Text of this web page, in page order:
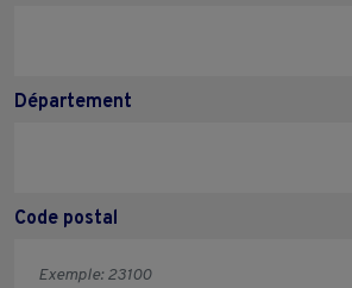
Département
Code postal